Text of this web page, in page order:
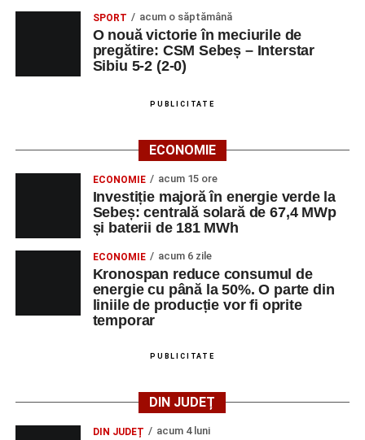
SPORT acum o săptămână
O nouă victorie în meciurile de
pregătire: CSM Sebeș – Interstar
Sibiu 5-2 (2-0)
PUBLICITATE
ECONOMIE
ECONOMIE acum 15 ore
Investiție majoră în energie verde la
Sebeș: centrală solară de 67,4 MWp
și baterii de 181 MWh
ECONOMIE acum 6 zile
Kronospan reduce consumul de
energie cu până la 50%. O parte din
liniile de producție vor fi oprite
temporar
PUBLICITATE
DIN JUDEȚ
DIN JUDEȚ acum 4 luni